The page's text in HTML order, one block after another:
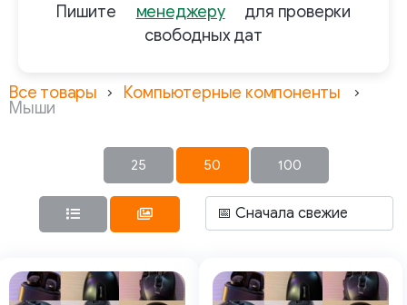
Пишите
менеджеру
для проверки
свободных дат
Все товары Компьютерные компоненты
Мыши
25 50 100